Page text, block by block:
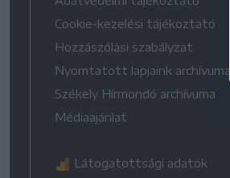
Cookie-kezelési tájékoztató
Hozzászólási szabályzat
Nyomtatott lapjaink archívuma
Székely Hírmondó archívuma
Médiaajánlat
Látogatottsági adatok